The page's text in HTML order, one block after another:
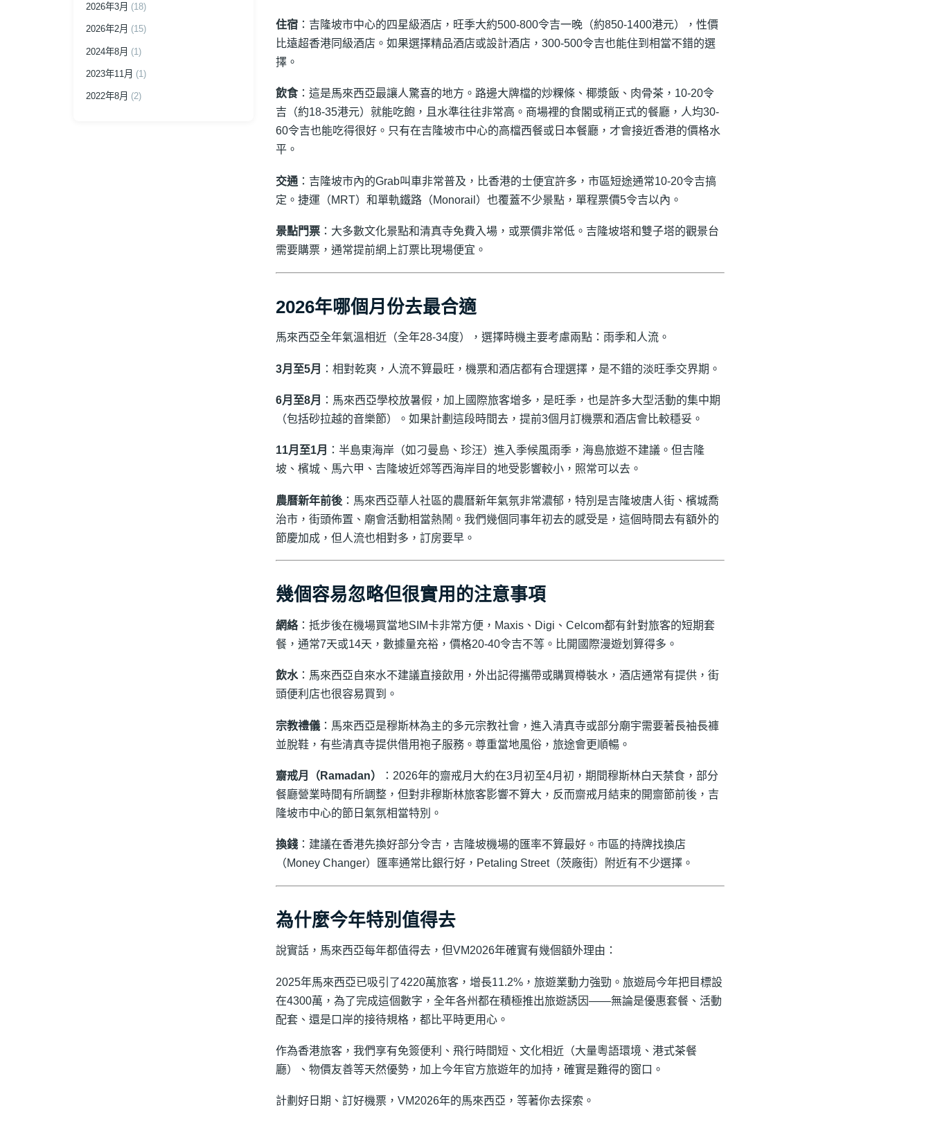
2026年3月 (18)
2026年2月 (15)
2024年8月 (1)
2023年11月 (1)
2022年8月 (2)
住宿 ：吉隆坡市中心的四星級酒店，旺季大約500-800令吉一晚（約850-1400港元），性價
比遠超香港同級酒店。如果選擇精品酒店或設計酒店，300-500令吉也能住到相當不錯的選
擇。
飲食：這是馬來西亞最讓人驚喜的地方。路邊大牌檔的炒粿條、椰漿飯、肉骨茶，10-20令
吉（約18-35港元）就能吃飽，且水準往往非常高。商場裡的食閣或稍正式的餐廳，人均30-
60令吉也能吃得很好。只有在吉隆坡市中心的高檔西餐或日本餐廳，才會接近香港的價格水
平。
交通 ：吉隆坡市內的Grab叫車非常普及，比香港的士便宜許多，市區短途通常10-20令吉搞
定。捷運（MRT）和單軌鐵路（Monorail）也覆蓋不少景點，單程票價5令吉以內。
景點門票 ：大多數文化景點和清真寺免費入場，或票價非常低。吉隆坡塔和雙子塔的觀景台
需要購票，通常提前網上訂票比現場便宜。
2026年哪個月份去最合適
馬來西亞全年氣溫相近（全年28-34度），選擇時機主要考慮兩點：雨季和人流。
3月至5月 ：相對乾爽，人流不算最旺，機票和酒店都有合理選擇，是不錯的淡旺季交界期。
6月至8月
：馬來西亞學校放暑假，加上國際旅客增多，是旺季，也是許多大型活動的集中期
（包括砂拉越的音樂節）。如果計劃這段時間去，提前3個月訂機票和酒店會比較穩妥。
11月至1月
：半島東海岸（如刁曼島、珍汪）進入季候風雨季，海島旅遊不建議。但吉隆
坡、檳城、馬六甲、吉隆坡近郊等西海岸目的地受影響較小，照常可以去。
農曆新年前後 ：馬來西亞華人社區的農曆新年氣氛非常濃郁，特別是吉隆坡唐人街、檳城喬
治市，街頭佈置、廟會活動相當熱鬧。我們幾個同事年初去的感受是，這個時間去有額外的
節慶加成，但人流也相對多，訂房要早。
幾個容易忽略但很實用的注意事項
網絡：抵步後在機場買當地SIM卡非常方便，Maxis、Digi、Celcom都有針對旅客的短期套
餐，通常7天或14天，數據量充裕，價格20-40令吉不等。比開國際漫遊划算得多。
飲水：馬來西亞自來水不建議直接飲用，外出記得攜帶或購買樽裝水，酒店通常有提供，街
頭便利店也很容易買到。
宗教禮儀 ：馬來西亞是穆斯林為主的多元宗教社會，進入清真寺或部分廟宇需要著長袖長褲
並脫鞋，有些清真寺提供借用袍子服務。尊重當地風俗，旅途會更順暢。
齋戒月（Ramadan）
：2026年的齋戒月大約在3月初至4月初，期間穆斯林白天禁食，部分
餐廳營業時間有所調整，但對非穆斯林旅客影響不算大，反而齋戒月結束的開齋節前後，吉
隆坡市中心的節日氣氛相當特別。
換錢 ：建議在香港先換好部分令吉，吉隆坡機場的匯率不算最好。市區的持牌找換店
（Money Changer）匯率通常比銀行好，Petaling Street（茨廠街）附近有不少選擇。
為什麼今年特別值得去
說實話，馬來西亞每年都值得去，但VM2026年確實有幾個額外理由：
2025年馬來西亞已吸引了4220萬旅客，增長11.2%，旅遊業動力強勁。旅遊局今年把目標設
在4300萬，為了完成這個數字，全年各州都在積極推出旅遊誘因——無論是優惠套餐、活動
配套、還是口岸的接待規格，都比平時更用心。
作為香港旅客，我們享有免簽便利、飛行時間短、文化相近（大量粵語環境、港式茶餐
廳）、物價友善等天然優勢，加上今年官方旅遊年的加持，確實是難得的窗口。
計劃好日期、訂好機票，VM2026年的馬來西亞，等著你去探索。